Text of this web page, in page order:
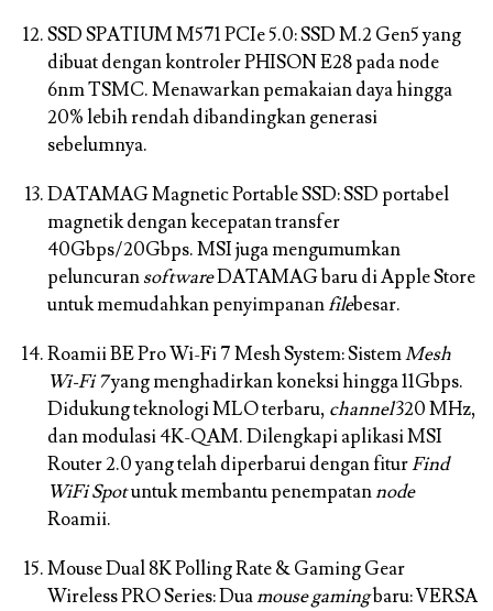
SSD SPATIUM M571 PCIe 5.0:SSD M.2 Gen5 yang
dibuat dengan kontroler PHISON E28 pada node
6nm TSMC. Menawarkan pemakaian daya hingga
20% lebih rendah dibandingkan generasi
sebelumnya.
DATAMAG Magnetic Portable SSD:SSD portabel
magnetik dengan kecepatan transfer
40Gbps/20Gbps. MSI juga mengumumkan
peluncuransoftwareDATAMAG baru di Apple Store
untuk memudahkan penyimpananfilebesar.
Roamii BE Pro Wi-Fi 7 Mesh System:SistemMesh
Wi-Fi 7yang menghadirkan koneksi hingga 11Gbps.
Didukung teknologi MLO terbaru, channel320 MHz,
dan modulasi 4K-QAM. Dilengkapi aplikasi MSI
Router 2.0 yang telah diperbarui dengan fiturFind
WiFi Spotuntuk membantu penempatannode
Roamii.
Mouse Dual 8K Polling Rate & Gaming Gear
Wireless PRO Series:Duamouse gamingbaru: VERSA